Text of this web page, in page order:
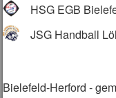
HSG EGB
JSG Handball
Bielefeld-Herford -